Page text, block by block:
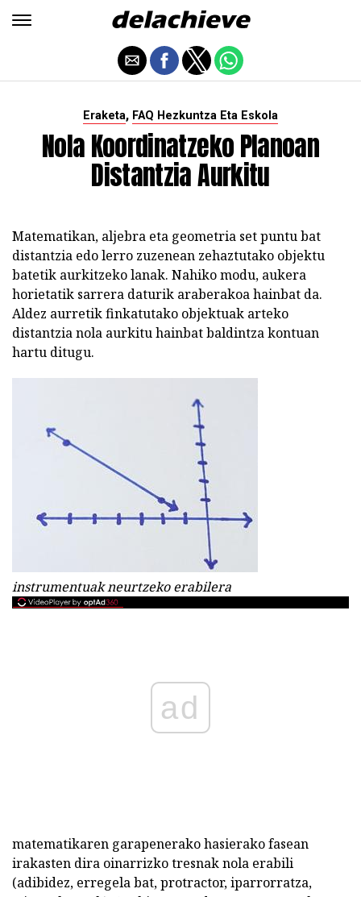
Eraketa, FAQ Hezkuntza Eta Eskola
Nola Koordinatzeko Planoan
Distantzia Aurkitu
Matematikan, aljebra eta geometria set puntu bat
distantzia edo lerro zuzenean zehaztutako objektu
batetik aurkitzeko lanak. Nahiko modu, aukera
horietatik sarrera daturik araberakoa hainbat da.
Aldez aurretik finkatutako objektuak arteko
distantzia nola aurkitu hainbat baldintza kontuan
hartu ditugu.
instrumentuak neurtzeko erabilera
ad
matematikaren garapenerako hasierako fasean
irakasten dira oinarrizko tresnak nola erabili
(adibidez, erregela bat, protractor, iparrorratza,